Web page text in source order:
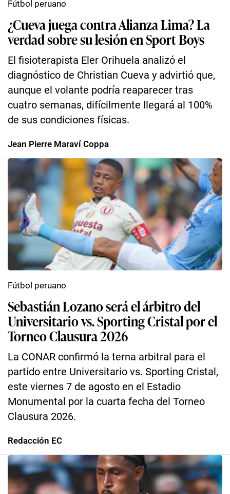
¿Cueva juega contra Alianza Lima? La
verdad sobre su lesión en Sport Boys
El fisioterapista Eler Orihuela analizó el
diagnóstico de Christian Cueva y advirtió que,
aunque el volante podría reaparecer tras
cuatro semanas, difícilmente llegará al 100%
de sus condiciones físicas.
Fútbol peruano
Jean Pierre Maraví Coppa
Sebastián Lozano será el árbitro del
Universitario vs. Sporting Cristal por el
Torneo Clausura 2026
La CONAR confirmó la terna arbitral para el
partido entre Universitario vs. Sporting Cristal,
este viernes 7 de agosto en el Estadio
Monumental por la cuarta fecha del Torneo
Clausura 2026.
Fútbol peruano
Redacción EC